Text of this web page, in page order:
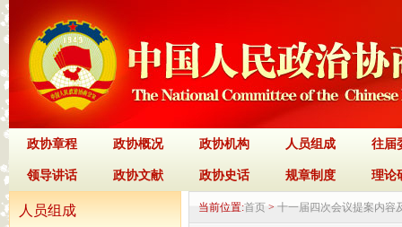
政协章程 政协概况 政协机构 人员组成 往届
领导讲话 政协文献 政协史话 规章制度 理论
人员组成 当前位置:首页 > 十一届四次会议提案内容